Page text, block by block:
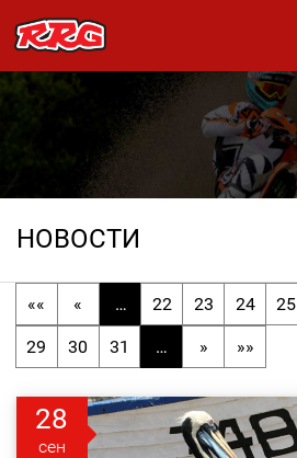
НОВОСТИ
«« « … 22 23 24 25
29 30 31 … » »»
28
сен